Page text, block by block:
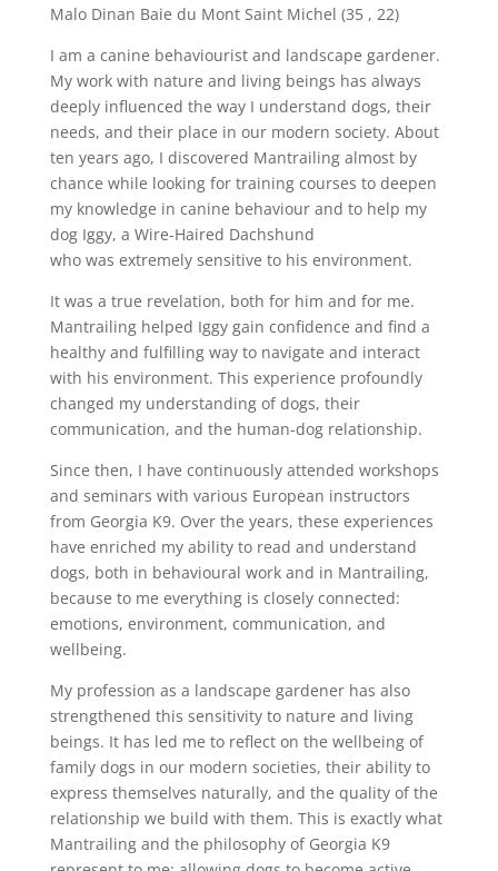
Malo Dinan Baie du Mont Saint Michel (35 , 22)
I am a canine behaviourist and landscape gardener.
My work with nature and living beings has always
deeply influenced the way I understand dogs, their
needs, and their place in our modern society. About
ten years ago, I discovered Mantrailing almost by
chance while looking for training courses to deepen
my knowledge in canine behaviour and to help my
dog Iggy, a Wire-Haired Dachshund
who was extremely sensitive to his environment.
It was a true revelation, both for him and for me.
Mantrailing helped Iggy gain confidence and find a
healthy and fulfilling way to navigate and interact
with his environment. This experience profoundly
changed my understanding of dogs, their
communication, and the human-dog relationship.
Since then, I have continuously attended workshops
and seminars with various European instructors
from Georgia K9. Over the years, these experiences
have enriched my ability to read and understand
dogs, both in behavioural work and in Mantrailing,
because to me everything is closely connected:
emotions, environment, communication, and
wellbeing.
My profession as a landscape gardener has also
strengthened this sensitivity to nature and living
beings. It has led me to reflect on the wellbeing of
family dogs in our modern societies, their ability to
express themselves naturally, and the quality of the
relationship we build with them. This is exactly what
Mantrailing and the philosophy of Georgia K9